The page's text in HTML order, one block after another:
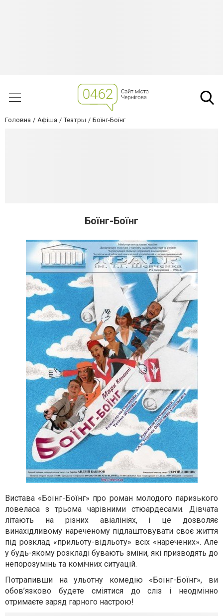
Головна Афіша Театры Боїнг-Боїнг
Боїнг-Боїнг
Вистава «Боїнг-Боїнг» про роман молодого паризького
ловеласа з трьома чарівними стюардесами. Дівчата
літають на різних авіалініях, і це дозволяє
винахідливому нареченому підлаштовувати своє життя
під розклад «прильоту-відльоту» всіх «наречених». Але
у будь-якому розкладі бувають зміни, які призводять до
непорозумінь та комічних ситуацій.
Потрапивши на ульотну комедію «Боїнг-Боїнг», ви
обов’язково будете сміятися до сліз і неодмінно
отримаєте заряд гарного настрою!